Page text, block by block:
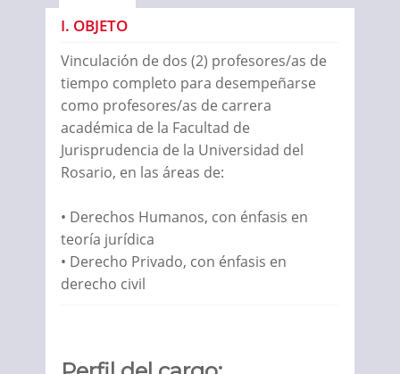
I. OBJETO
Vinculación de dos (2) profesores/as de
tiempo completo para desempeñarse
como profesores/as de carrera
académica de la Facultad de
Jurisprudencia de la Universidad del
Rosario, en las áreas de:
• Derechos Humanos, con énfasis en
teoría jurídica
• Derecho Privado, con énfasis en
derecho civil